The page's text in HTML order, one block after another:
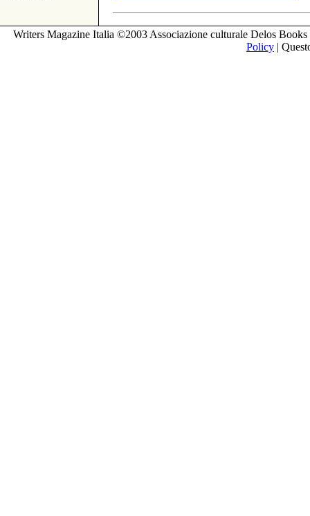
Writers Magazine Italia ©2003 Associazione culturale Delos
Policy |